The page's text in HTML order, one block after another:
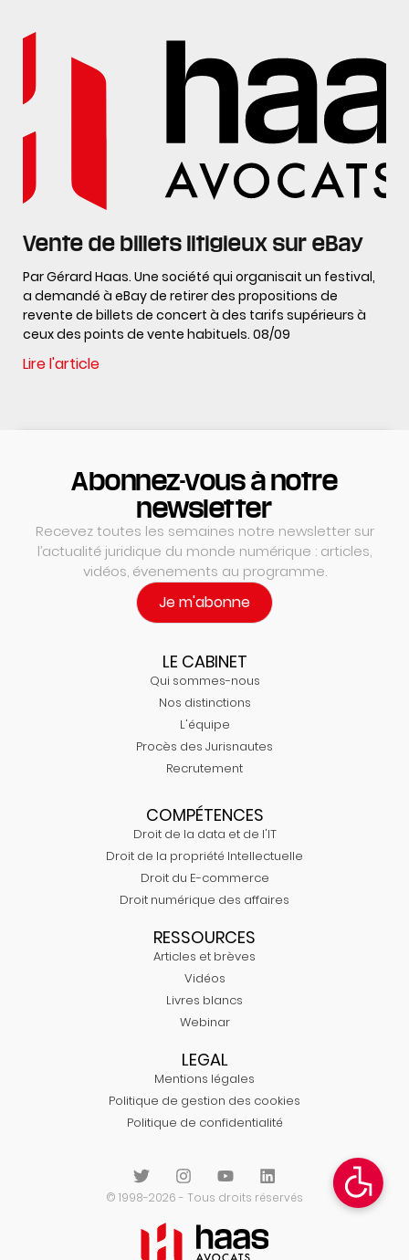
Vente de billets litigieux sur eBay
Par Gérard Haas. Une société qui organisait un festival,
a demandé à eBay de retirer des propositions de
revente de billets de concert à des tarifs supérieurs à
ceux des points de vente habituels. 08/09
Lire l'article
Abonnez-vous à notre
newsletter
Recevez toutes les semaines notre newsletter sur
l’actualité juridique du monde numérique : articles,
vidéos, évenements au programme.
Je m'abonne
LE CABINET
Qui sommes-nous
Nos distinctions
L'équipe
Procès des Jurisnautes
Recrutement
COMPÉTENCES
Droit de la data et de l'IT
Droit de la propriété Intellectuelle
Droit du E-commerce
Droit numérique des affaires
RESSOURCES
Articles et brèves
Vidéos
Livres blancs
Webinar
LEGAL
Mentions légales
Politique de gestion des cookies
Politique de confidentialité
© 1998-2026 - Tous droits réservés